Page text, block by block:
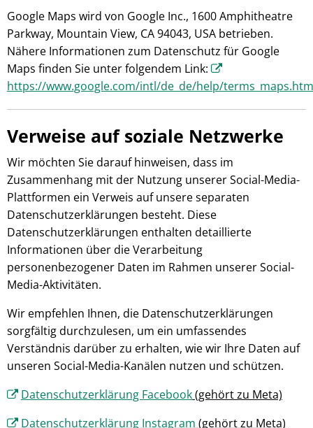
Google Maps wird von Google Inc., 1600 Amphitheatre
Parkway, Mountain View, CA 94043, USA betrieben.
Nähere Informationen zum Datenschutz für Google
Maps finden Sie unter folgendem Link:
https://www.google.com/intl/de_de/help/
Verweise auf soziale Netzwerke
Wir möchten Sie darauf hinweisen, dass im
Zusammenhang mit der Nutzung unserer Social-Media-
Plattformen ein Verweis auf unsere separaten
Datenschutzerklärungen besteht. Diese
Datenschutzerklärungen enthalten detaillierte
Informationen über die Verarbeitung
personenbezogener Daten im Rahmen unserer Social-
Media-Aktivitäten.
Wir empfehlen Ihnen, die Datenschutzerklärungen
sorgfältig durchzulesen, um ein umfassendes
Verständnis darüber zu erhalten, wie wir Ihre Daten auf
unseren Social-Media-Kanälen nutzen und schützen.
Datenschutzerklärung Facebook(gehört zu Meta)
Datenschutzerklärung Instagram (gehört zu Meta)